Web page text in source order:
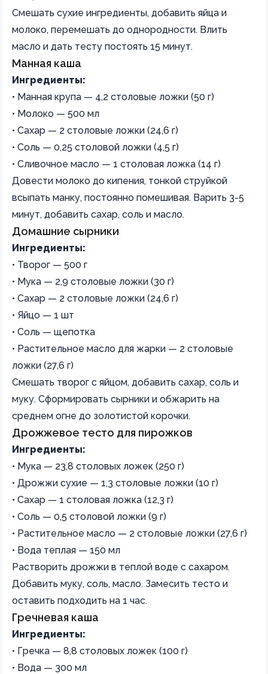
Смешать сухие ингредиенты, добавить яйца и
молоко, перемешать до однородности. Влить
масло и дать тесту постоять 15 минут.
Манная каша
Ингредиенты:
• Манная крупа — 4,2 столовые ложки (50 г)
• Молоко — 500 мл
• Сахар — 2 столовые ложки (24,6 г)
• Соль — 0,25 столовой ложки (4,5 г)
• Сливочное масло — 1 столовая ложка (14 г)
Довести молоко до кипения, тонкой струйкой
всыпать манку, постоянно помешивая. Варить 3-5
минут, добавить сахар, соль и масло.
Домашние сырники
Ингредиенты:
• Творог — 500 г
• Мука — 2,9 столовые ложки (30 г)
• Сахар — 2 столовые ложки (24,6 г)
• Яйцо — 1 шт
• Соль — щепотка
• Растительное масло для жарки — 2 столовые
ложки (27,6 г)
Смешать творог с яйцом, добавить сахар, соль и
муку. Сформировать сырники и обжарить на
среднем огне до золотистой корочки.
Дрожжевое тесто для пирожков
Ингредиенты:
• Мука — 23,8 столовых ложек (250 г)
• Дрожжи сухие — 1,3 столовые ложки (10 г)
• Сахар — 1 столовая ложка (12,3 г)
• Соль — 0,5 столовой ложки (9 г)
• Растительное масло — 2 столовые ложки (27,6 г)
• Вода теплая — 150 мл
Растворить дрожжи в теплой воде с сахаром.
Добавить муку, соль, масло. Замесить тесто и
оставить подходить на 1 час.
Гречневая каша
Ингредиенты:
• Гречка — 8,8 столовых ложек (100 г)
• Вода — 300 мл